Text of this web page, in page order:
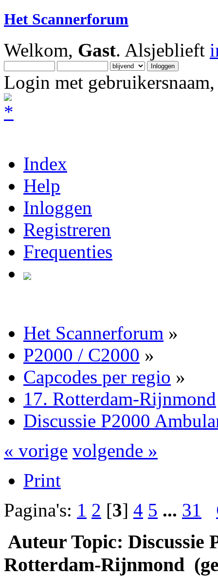
Het Scannerforum
Welkom, Gast. Alsjeblieft
Login met
Index
Help
Inloggen
Registreren
Frequenties
Het Scannerforum »
P2000 / C2000 »
Capcodes per regio »
17. Rotterdam-Rijnmond
Discussie P2000
« vorige volgende »
Print
Pagina's: 1 2 [3] 4 5 ... 31
Auteur Topic: Discussie
Rotterdam-Rijnmond